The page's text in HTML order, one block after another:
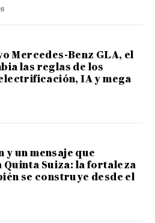
Mercedes-Benz GLA, el
las reglas de los
IA y mega
y un mensaje que
Quinta Suiza: la fortaleza
se construye desde el